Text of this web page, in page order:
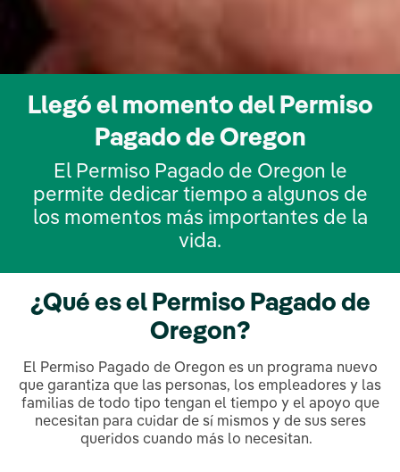
Llegó el momento del Permiso
Pagado de Oregon
El Permiso Pagado de Oregon le
permite dedicar tiempo a algunos de
los momentos más importantes de la
vida.
¿Qué es el Permiso Pagado de
Oregon?
El Permiso Pagado de Oregon es un programa nuevo
que garantiza que las personas, los empleadores y las
familias de todo tipo tengan el tiempo y el apoyo que
necesitan para cuidar de sí mismos y de sus seres
queridos cuando más lo necesitan.